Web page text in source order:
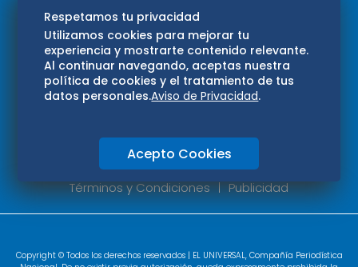
Edomex
Consultas
Hidalgo
Oaxaca
Aviso de privacidad
Directorio
Términos y Condiciones
Publicidad
Copyright © Todos los derechos reservados | EL UNIVERSAL, Compañía Periodística
Respetamos tu privacidad
Utilizamos cookies para mejorar tu
experiencia y mostrarte contenido relevante.
Al continuar navegando, aceptas nuestra
política de cookies y el tratamiento de tus
datos personales.Aviso de Privacidad.
Acepto Cookies